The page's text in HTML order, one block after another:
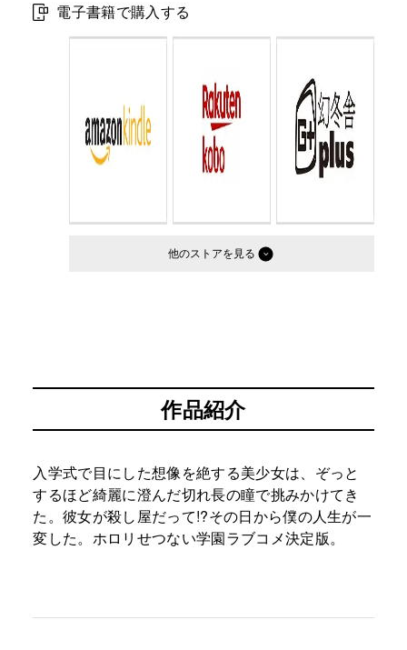
電子書籍で購入する
他のストア
作品紹介
入学式で目にした想像を絶する美少女は、ぞっと
するほど綺麗に澄んだ切れ長の瞳で挑みかけてき
た。彼女が殺し屋だって!?その日から僕の人生が一
変した。ホロリせつない学園ラブコメ決定版。